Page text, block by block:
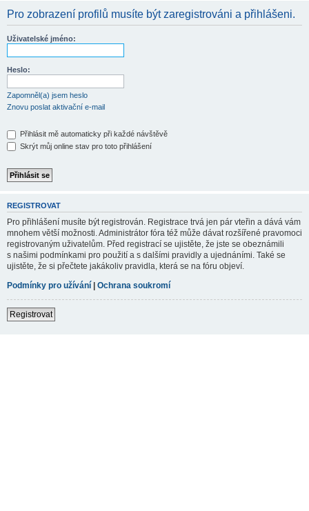
Pro zobrazení profilů musíte být zaregistrováni a přihlášeni.
Uživatelské jméno:
Heslo:
Zapomněl(a) jsem heslo
Znovu poslat aktivační e-mail
Přihlásit mě automaticky při každé návštěvě
Skrýt můj online stav pro toto přihlášení
REGISTROVAT
Pro přihlášení musíte být registrován. Registrace trvá jen pár vteřin a dává vám
mnohem větší možnosti. Administrátor fóra též může dávat rozšířené pravomoci
registrovaným uživatelům. Před registrací se ujistěte, že jste se obeznámili
s našimi podmínkami pro použití a s dalšími pravidly a ujednáními. Také se
ujistěte, že si přečtete jakákoliv pravidla, která se na fóru objeví.
Podmínky pro užívání | Ochrana soukromí
Registrovat